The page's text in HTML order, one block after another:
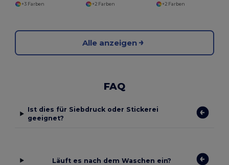
+3 Farben
+2 Farben
+2 Farben
Alle anzeigen
FAQ
Ist dies für Siebdruck oder Stickerei
geeignet?
Läuft es nach dem Waschen ein?